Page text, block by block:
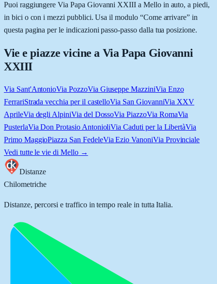
Puoi raggiungere Via Papa Giovanni XXIII a Mello in auto, a piedi,
in bici o con i mezzi pubblici. Usa il modulo “Come arrivare” in
questa pagina per le indicazioni passo-passo dalla tua posizione.
Vie e piazze vicine a Via Papa Giovanni
XXIII
Via Sant'AntonioVia PozzoVia Giuseppe MazziniVia Enzo
FerrariStrada vecchia per il castelloVia San GiovanniVia XXV
AprileVia degli AlpiniVia del DossoVia PiazzoVia RomaVia
PusterlaVia Don Protasio AntonioliVia Caduti per la LibertàVia
Primo MaggioPiazza San FedeleVia Ezio VanoniVia Provinciale
Vedi tutte le vie di Mello→
Distanze
Chilometriche
Distanze, percorsi e traffico in tempo reale in tutta Italia.